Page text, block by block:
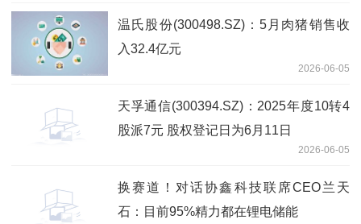
温氏股份(300498.SZ)：5月肉猪销售收
入32.4亿元
2026-06-05
天孚通信(300394.SZ)：2025年度10转4
股派7元 股权登记日为6月11日
2026-06-05
换赛道！对话协鑫科技联席CEO兰天
石：目前95%精力都在锂电储能